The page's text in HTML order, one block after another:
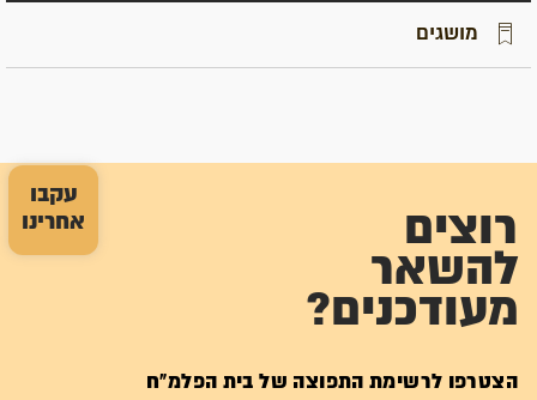
עקבו
אחרינו
מושגים
רוצים
להשאר
מעודכנים?
הצטרפו לרשימת התפוצה של בית הפלמ"ח